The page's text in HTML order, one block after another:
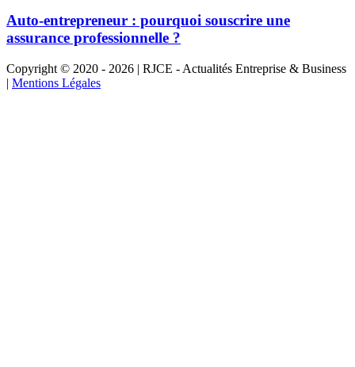
Auto-entrepreneur : pourquoi souscrire une
assurance professionnelle ?
Copyright © 2020 - 2026 | RJCE - Actualités Entreprise & Business
| Mentions Légales